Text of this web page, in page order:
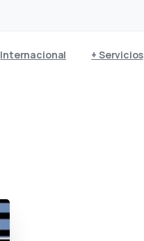
Internacional + Servicios